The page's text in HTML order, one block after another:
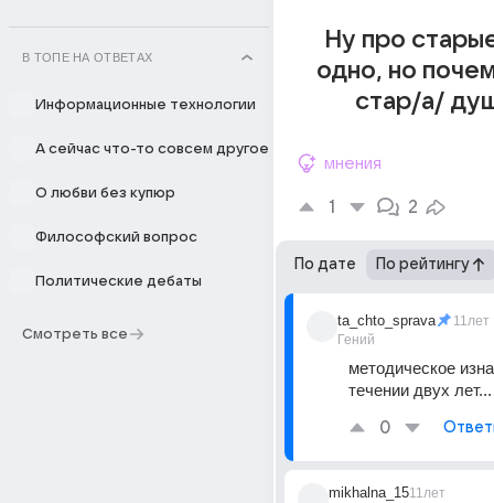
В ТОПЕ НА ОТВЕТАХ
Информационные технологии
А сейчас что-то совсем другое
О любви без купюр
Философский вопрос
Политические дебаты
Смотреть все
Ну про
одно, но
стар/а/
мнения
1 2
По дате По рейтингу
ta_chto_sprava
Гений
11лет
методическое
течении двух лет...
0
mikhalna_1511лет